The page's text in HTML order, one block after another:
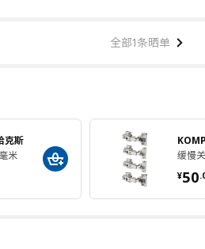
全部1条晒单
克斯
米 缓慢
¥50.
¥